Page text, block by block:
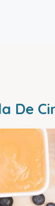
De